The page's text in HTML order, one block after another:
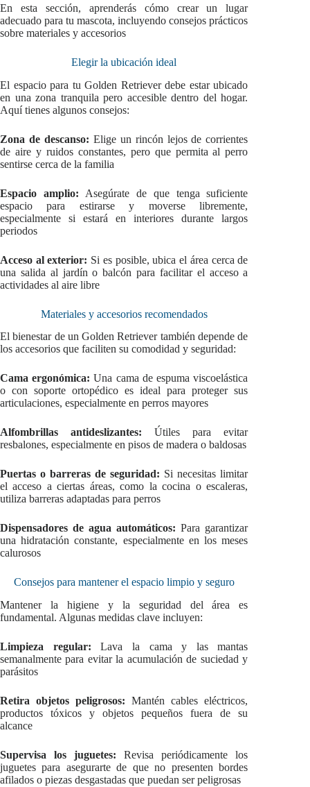
En esta sección, aprenderás cómo crear un lugar
adecuado para tu mascota, incluyendo consejos prácticos
sobre materiales y accesorios
Elegir la ubicación ideal
El espacio para tu Golden Retriever debe estar ubicado
en una zona tranquila pero accesible dentro del hogar.
Aquí tienes algunos consejos:
Zona de descanso: Elige un rincón lejos de corrientes
de aire y ruidos constantes, pero que permita al perro
sentirse cerca de la familia
Espacio amplio: Asegúrate de que tenga suficiente
espacio para estirarse y moverse libremente,
especialmente si estará en interiores durante largos
periodos
Acceso al exterior: Si es posible, ubica el área cerca de
una salida al jardín o balcón para facilitar el acceso a
actividades al aire libre
Materiales y accesorios recomendados
El bienestar de un Golden Retriever también depende de
los accesorios que faciliten su comodidad y seguridad:
Cama ergonómica: Una cama de espuma viscoelástica
o con soporte ortopédico es ideal para proteger sus
articulaciones, especialmente en perros mayores
Alfombrillas antideslizantes: Útiles para evitar
resbalones, especialmente en pisos de madera o baldosas
Puertas o barreras de seguridad: Si necesitas limitar
el acceso a ciertas áreas, como la cocina o escaleras,
utiliza barreras adaptadas para perros
Dispensadores de agua automáticos: Para garantizar
una hidratación constante, especialmente en los meses
calurosos
Consejos para mantener el espacio limpio y seguro
Mantener la higiene y la seguridad del área es
fundamental. Algunas medidas clave incluyen:
Limpieza regular: Lava la cama y las mantas
semanalmente para evitar la acumulación de suciedad y
parásitos
Retira objetos peligrosos: Mantén cables eléctricos,
productos tóxicos y objetos pequeños fuera de su
alcance
Supervisa los juguetes: Revisa periódicamente los
juguetes para asegurarte de que no presenten bordes
afilados o piezas desgastadas que puedan ser peligrosas